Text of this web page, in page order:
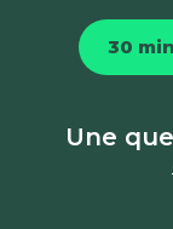
30
Une